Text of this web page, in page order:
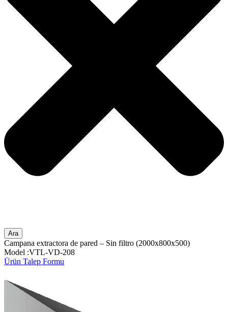
Ara
Campana extractora de pared – Sin filtro (2000x800x500)
Model :VTL-VD-208
Ürün Talep Formu